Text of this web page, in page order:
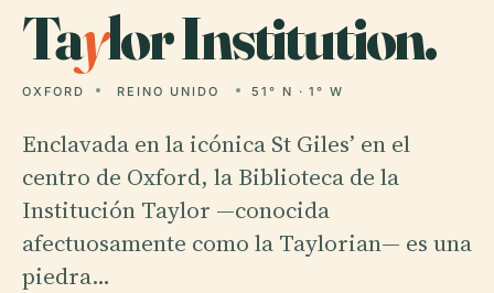
Taylor Institution.
OXFORD REINO UNIDO 51° N · 1° W
Enclavada en la icónica St Giles’ en el
centro de Oxford, la Biblioteca de la
Institución Taylor —conocida
afectuosamente como la Taylorian— es una
piedra…